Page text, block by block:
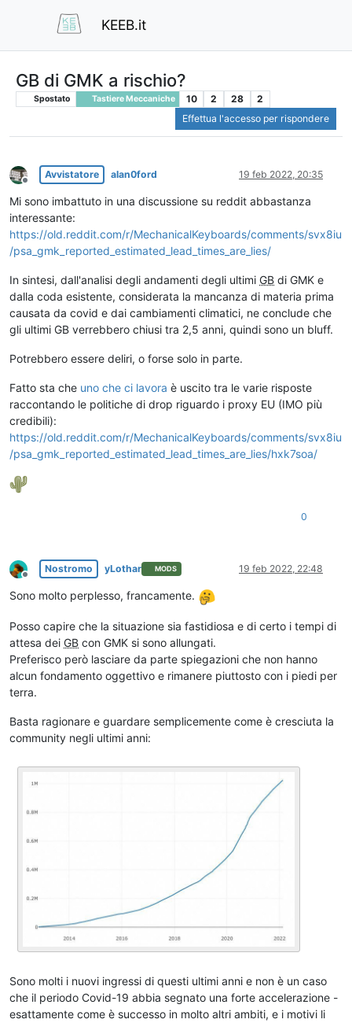
KEEB.it
GB di GMK a rischio?
Spostato Tastiere Meccaniche 10 2 28
2
Effettua l'accesso per rispondere
Non in linea
Avvistatore alan0ford 19 feb 2022, 20:35
Mi sono imbattuto in una discussione su reddit abbastanza
interessante:
https://old.reddit.com/r/MechanicalKeyboards/comments/svx8iu
/psa_gmk_reported_estimated_lead_times_are_lies/
In sintesi, dall'analisi degli andamenti degli ultimi GB di GMK e
dalla coda esistente, considerata la mancanza di materia prima
causata da covid e dai cambiamenti climatici, ne conclude che
gli ultimi GB verrebbero chiusi tra 2,5 anni, quindi sono un bluff.
Potrebbero essere deliri, o forse solo in parte.
Fatto sta che uno che ci lavora è uscito tra le varie risposte
raccontando le politiche di drop riguardo i proxy EU (IMO più
credibili):
https://old.reddit.com/r/MechanicalKeyboards/comments/svx8iu
/psa_gmk_reported_estimated_lead_times_are_lies/hxk7soa/
0
Non in linea
Nostromo yLothar MODS 19 feb 2022, 22:48
Sono molto perplesso, francamente.
Posso capire che la situazione sia fastidiosa e di certo i tempi di
attesa dei GB con GMK si sono allungati.
Preferisco però lasciare da parte spiegazioni che non hanno
alcun fondamento oggettivo e rimanere piuttosto con i piedi per
terra.
Basta ragionare e guardare semplicemente come è cresciuta la
community negli ultimi anni:
Sono molti i nuovi ingressi di questi ultimi anni e non è un caso
che il periodo Covid-19 abbia segnato una forte accelerazione -
esattamente come è successo in molto altri ambiti, e i motivi li